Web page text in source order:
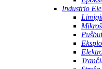
Industrio